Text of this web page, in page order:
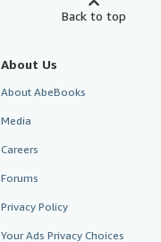
Back to top
About Us
About AbeBooks
Media
Careers
Forums
Privacy Policy
Your Ads Privacy Choices